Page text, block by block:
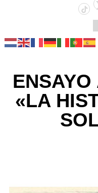
«LA